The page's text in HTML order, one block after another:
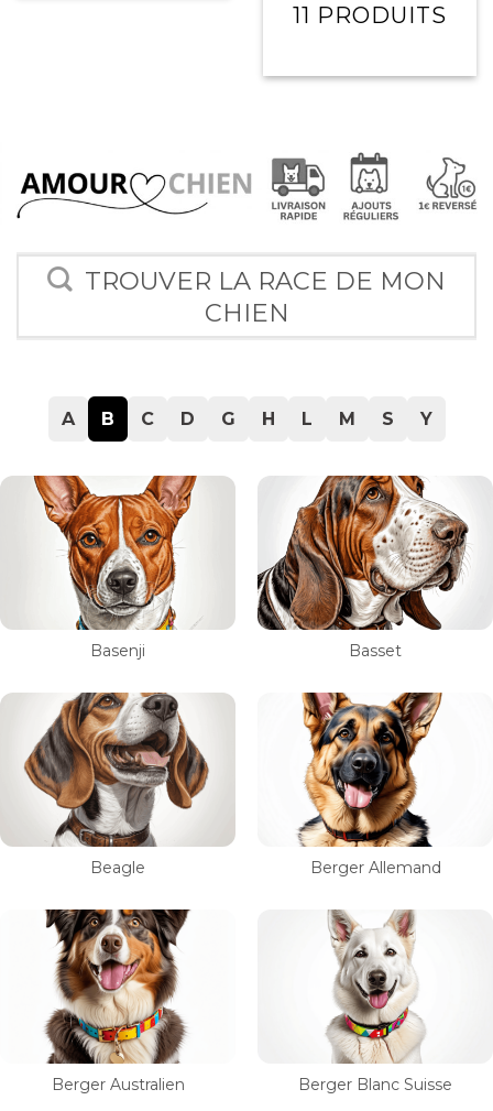
11 PRODUITS
TROUVER LA RACE DE MON
CHIEN
A B C D G H L M S Y
Basenji Basset
Beagle Berger Allemand
Berger Australien Berger Blanc Suisse